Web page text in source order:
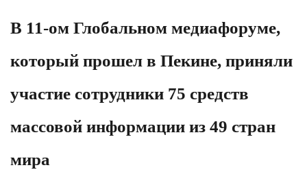
В 11-ом Глобальном медиафоруме,
который прошел в Пекине, приняли
участие сотрудники 75 средств
массовой информации из 49 стран
мира